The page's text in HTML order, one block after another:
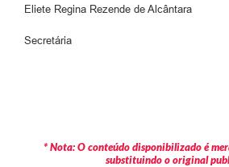
Eliete Regina Rezende de Alcântara
Secretária
* Nota: O conteúdo disponibilizado é
substituindo o original